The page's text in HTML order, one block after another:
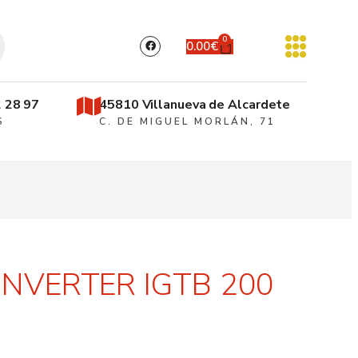
0.00€ 0
28 97 45810 Villanueva de Alcardete
C. DE MIGUEL MORLÁN, 71
IGTB 200